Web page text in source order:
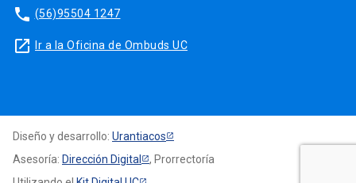
phone (56)95504 1247
launch Ir a la Oficina de Ombuds UC
Diseño y desarrollo: Urantiacos
Asesoría: Dirección Digital
, Prorrectoría